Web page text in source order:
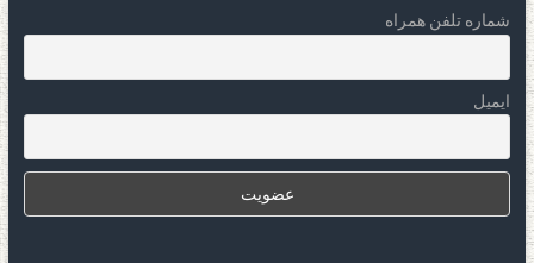
شماره تلفن همراه
ایمیل